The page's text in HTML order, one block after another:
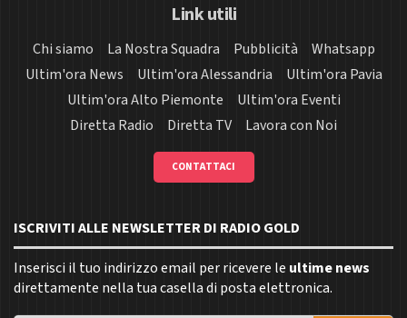
Link utili
Chi siamo La Nostra Squadra Pubblicità
Whatsapp
Ultim'ora News
Ultim'ora Alessandria
Ultim'ora Pavia
Ultim'ora Alto Piemonte
Ultim'ora Eventi
Diretta Radio
Diretta TV Lavora con Noi
CONTATTACI
ISCRIVITI ALLE NEWSLETTER DI RADIO GOLD
Inserisci il tuo indirizzo email per ricevere le ultime news
direttamente nella tua casella di posta elettronica.